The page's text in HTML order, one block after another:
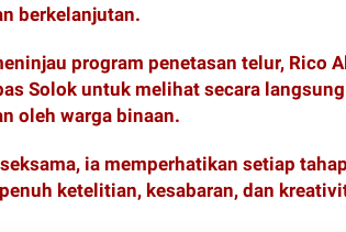
berkelanjutan.
program penetasan telur, Rico
Solok untuk melihat secara
oleh warga binaan.
ia memperhatikan setiap
ketelitian, kesabaran, dan